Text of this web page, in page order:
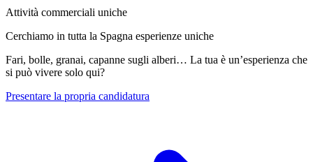
Attività commerciali uniche
Cerchiamo in tutta la Spagna esperienze uniche
Fari, bolle, granai, capanne sugli alberi… La tua è un’esperienza che
si può vivere solo qui?
Presentare la propria candidatura